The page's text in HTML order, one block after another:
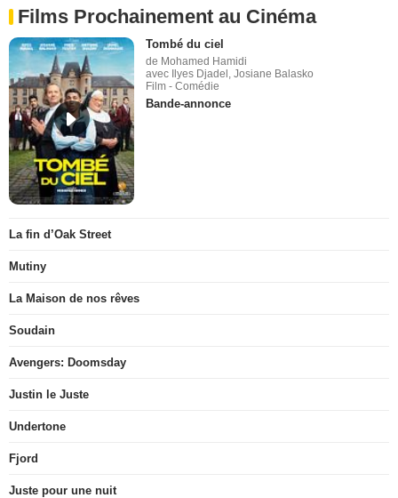
Films Prochainement au Cinéma
Tombé du ciel
de Mohamed Hamidi
avec Ilyes Djadel, Josiane Balasko
Film - Comédie
Bande-annonce
La fin d’Oak Street
Mutiny
La Maison de nos rêves
Soudain
Avengers: Doomsday
Justin le Juste
Undertone
Fjord
Juste pour une nuit